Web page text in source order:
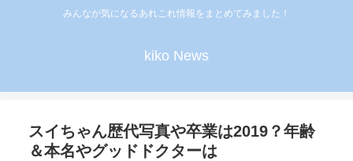
みんなが気になるあれこれ情報をまとめてみました！
kiko News
スイちゃん歴代写真や卒業は2019？年齢
＆本名やグッドドクターは